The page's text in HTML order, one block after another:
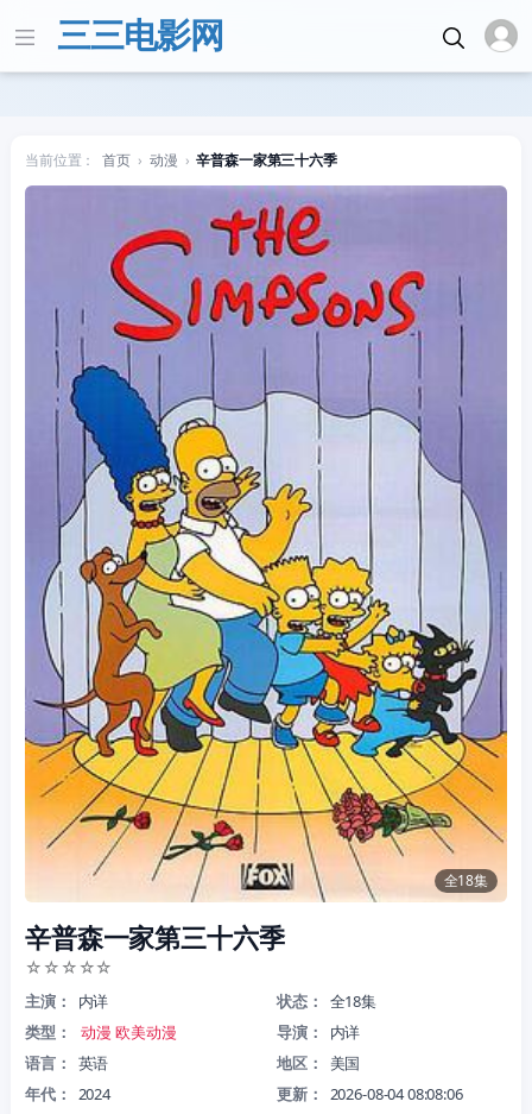
三三电影网
当前位置： 首页 › 动漫 › 辛普森一家第三十六季
全18集
辛普森一家第三十六季
☆ ☆ ☆ ☆☆
主演： 内详 状态：
全18集
类型：
动漫 欧美动漫 导演：
内详
语言：
英语 地区：
美国
年代：
2024 更新：
2026-08-04 08:08:06